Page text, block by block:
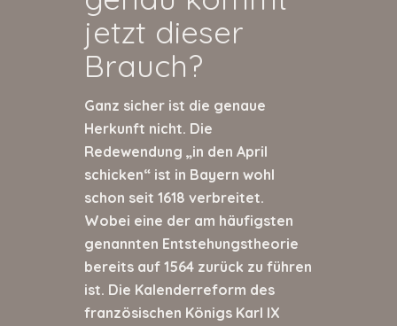
jetzt dieser
Brauch?
Ganz sicher ist die genaue
Herkunft nicht. Die
Redewendung „in den April
schicken“ ist in Bayern wohl
schon seit 1618 verbreitet.
Wobei eine der am häufigsten
genannten Entstehungstheorie
bereits auf 1564 zurück zu führen
ist. Die Kalenderreform des
französischen Königs Karl IX